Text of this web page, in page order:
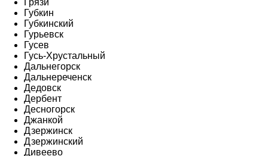
Грязи
Губкин
Губкинский
Гурьевск
Гусев
Гусь-Хрустальный
Дальнегорск
Дальнереченск
Дедовск
Дербент
Десногорск
Джанкой
Дзержинск
Дзержинский
Дивеево